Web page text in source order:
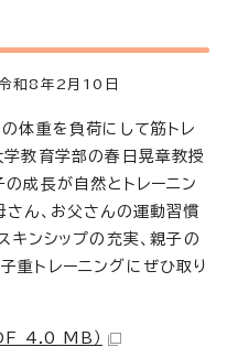
和8年2月10日
体重を負荷にして筋トレ
学教育学部の春日晃章教授
成長が自然とトレーニン
さん、お父さんの運動習慣
キンシップの充実、親子の
重トレーニングにぜひ取り
4.0 MB）